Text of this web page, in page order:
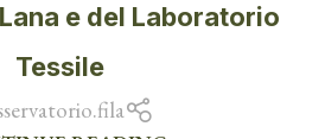
e del Laboratorio
Tessile